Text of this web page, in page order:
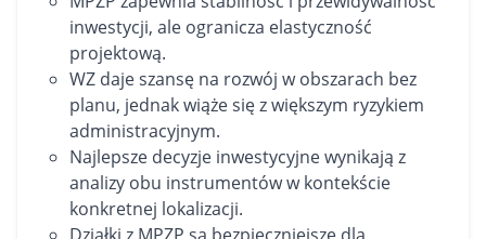
inwestycji, ale ogranicza elastyczność
projektową.
WZ daje szansę na rozwój w obszarach bez
planu, jednak wiąże się z większym ryzykiem
administracyjnym.
Najlepsze decyzje inwestycyjne wynikają z
analizy obu instrumentów w kontekście
konkretnej lokalizacji.